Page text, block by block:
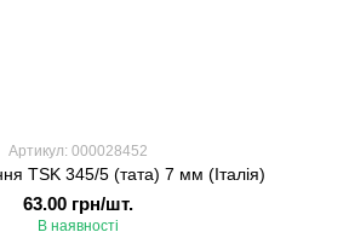
Артикул: 000028452
TSK 345/5 (тата) 7 мм (Італія)
63.00 грн/шт.
В наявності